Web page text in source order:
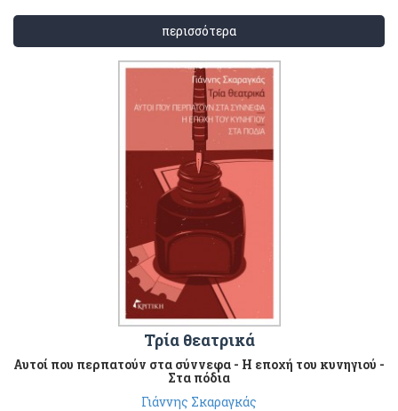
περισσότερα
Τρία θεατρικά
Αυτοί που περπατούν στα σύννεφα - Η εποχή του κυνηγιού -
Στα πόδια
Γιάννης Σκαραγκάς